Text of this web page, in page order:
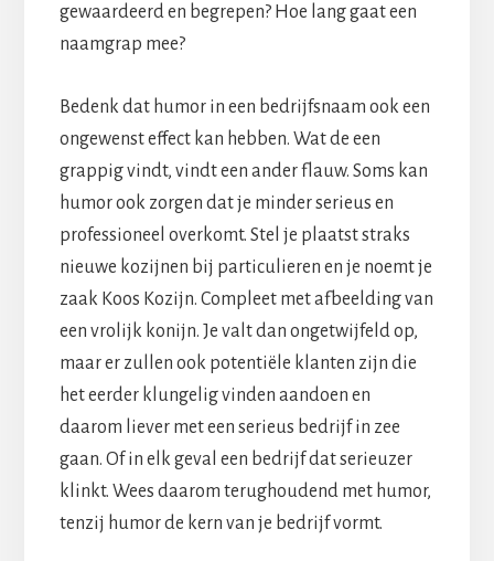
gewaardeerd en begrepen? Hoe lang gaat een
naamgrap mee?
Bedenk dat humor in een bedrijfsnaam ook een
ongewenst effect kan hebben. Wat de een
grappig vindt, vindt een ander flauw. Soms kan
humor ook zorgen dat je minder serieus en
professioneel overkomt. Stel je plaatst straks
nieuwe kozijnen bij particulieren en je noemt je
zaak Koos Kozijn. Compleet met afbeelding van
een vrolijk konijn. Je valt dan ongetwijfeld op,
maar er zullen ook potentiële klanten zijn die
het eerder klungelig vinden aandoen en
daarom liever met een serieus bedrijf in zee
gaan. Of in elk geval een bedrijf dat serieuzer
klinkt. Wees daarom terughoudend met humor,
tenzij humor de kern van je bedrijf vormt.